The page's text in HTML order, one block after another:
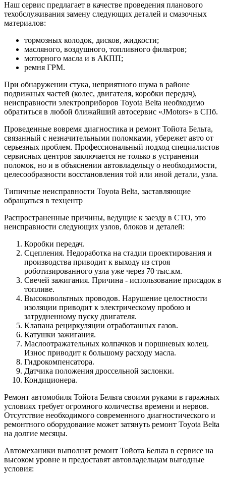
Наш сервис предлагает в качестве проведения планового
техобслуживания замену следующих деталей и смазочных
материалов:
тормозных колодок, дисков, жидкости;
масляного, воздушного, топливного фильтров;
моторного масла и в АКПП;
ремня ГРМ.
При обнаружении стука, неприятного шума в районе
подвижных частей (колес, двигателя, коробки передач),
неисправности электроприборов Toyota Belta необходимо
обратиться в любой ближайший автосервис «JMotors» в СПб.
Проведенные вовремя диагностика и ремонт Тойота Бельта,
связанный с незначительными поломками, убережет авто от
серьезных проблем. Профессиональный подход специалистов
сервисных центров заключается не только в устранении
поломок, но и в объяснении автовладельцу о необходимости,
целесообразности восстановления той или иной детали, узла.
Типичные неисправности Toyota Belta, заставляющие
обращаться в техцентр
Распространенные причины, ведущие к заезду в СТО, это
неисправности следующих узлов, блоков и деталей:
Коробки передач.
Сцепления. Недоработка на стадии проектирования и
производства приводит к выходу из строя
роботизированного узла уже через 70 тыс.км.
Свечей зажигания. Причина - использование присадок в
топливе.
Высоковольтных проводов. Нарушение целостности
изоляции приводит к электрическому пробою и
затрудненному пуску двигателя.
Клапана рециркуляции отработанных газов.
Катушки зажигания.
Маслоотражательных колпачков и поршневых колец.
Износ приводит к большому расходу масла.
Гидрокомпенсатора.
Датчика положения дроссельной заслонки.
Кондиционера.
Ремонт автомобиля Тойота Бельта своими руками в гаражных
условиях требует огромного количества времени и нервов.
Отсутствие необходимого современного диагностического и
ремонтного оборудование может затянуть ремонт Toyota Belta
на долгие месяцы.
Автомеханики выполнят ремонт Тойота Бельта в сервисе на
высоком уровне и предоставят автовладельцам выгодные
условия: